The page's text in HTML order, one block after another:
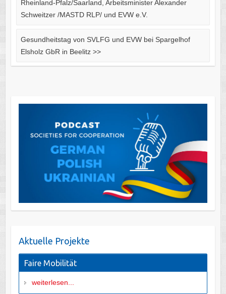
Rheinland-Pfalz/Saarland, Arbeitsminister Alexander
Schweitzer /MASTD RLP/ und EVW e.V.
Gesundheitstag von SVLFG und EVW bei Spargelhof
Elsholz GbR in Beelitz >>
Aktuelle Projekte
Faire Mobilität
weiterlesen...